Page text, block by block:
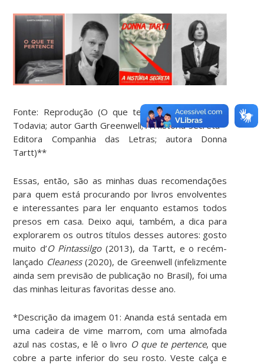
Fonte: Reprodução (O que te pertence – Editora
Todavia; autor Garth Greenwell; A História Secreta –
Editora Companhia das Letras; autora Donna
Tartt)**
Essas, então, são as minhas duas recomendações
para quem está procurando por livros envolventes
e interessantes para ler enquanto estamos todos
presos em casa. Deixo aqui, também, a dica para
explorarem os outros títulos desses autores: gosto
muito d’O Pintassilgo (2013), da Tartt, e o recém-
lançado Cleaness(2020), de Greenwell (infelizmente
ainda sem previsão de publicação no Brasil), foi uma
das minhas leituras favoritas desse ano.
*Descrição da imagem 01: Ananda está sentada em
uma cadeira de vime marrom, com uma almofada
azul nas costas, e lê o livro O que te pertence, que
cobre a parte inferior do seu rosto. Veste calça e